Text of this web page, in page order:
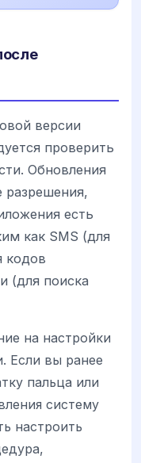
версии
проверить
Обновления
разрешения,
есть
как SMS (для
кодов
(для поиска
на настройки
Если вы ранее
пальца или
систему
настроить